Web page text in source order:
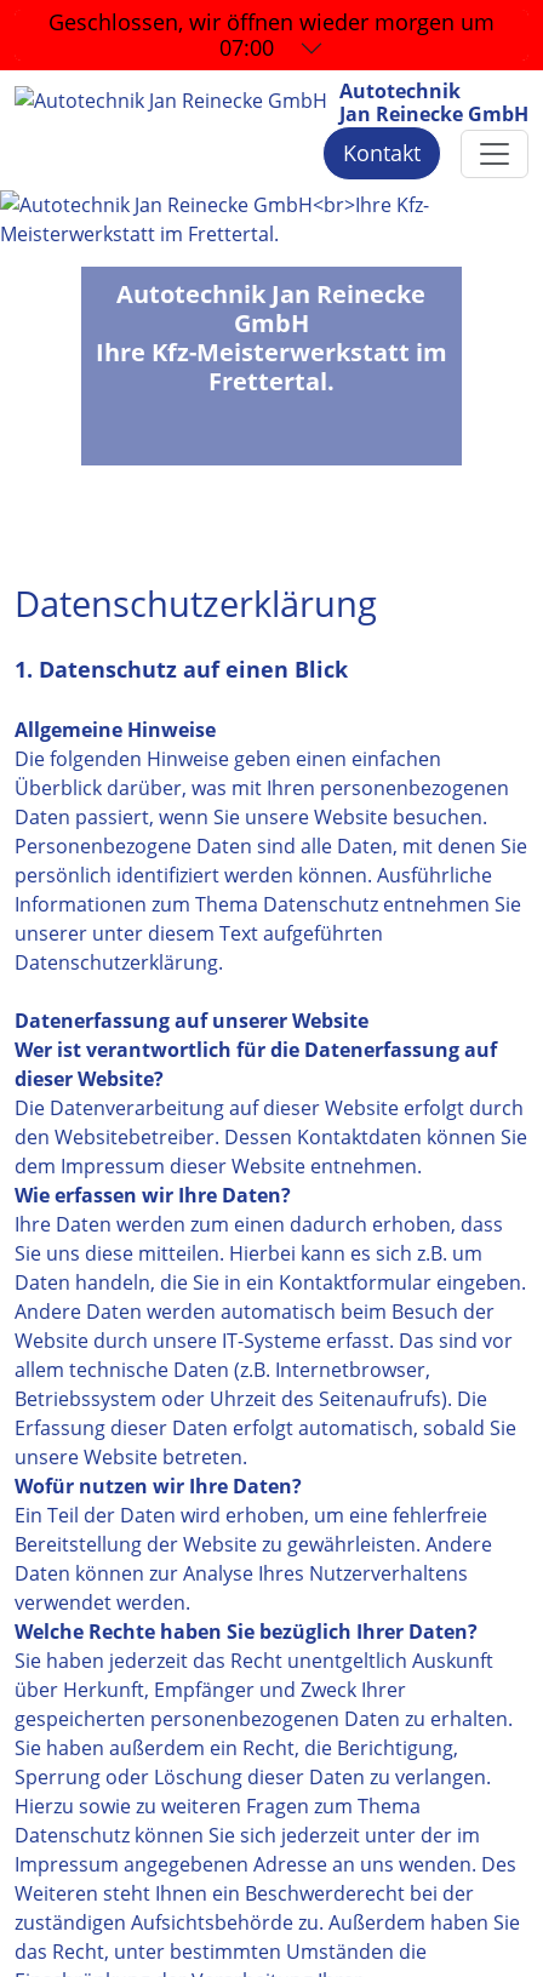
Geschlossen, wir öffnen wieder morgen um
07:00
Autotechnik
Jan Reinecke GmbH
Kontakt
Autotechnik Jan Reinecke
GmbH
Ihre Kfz-Meisterwerkstatt im
Frettertal.
Datenschutzerklärung
1. Datenschutz auf einen Blick
Allgemeine Hinweise
Die folgenden Hinweise geben einen einfachen
Überblick darüber, was mit Ihren personenbezogenen
Daten passiert, wenn Sie unsere Website besuchen.
Personenbezogene Daten sind alle Daten, mit denen Sie
persönlich identifiziert werden können. Ausführliche
Informationen zum Thema Datenschutz entnehmen Sie
unserer unter diesem Text aufgeführten
Datenschutzerklärung.
Datenerfassung auf unserer Website
Wer ist verantwortlich für die Datenerfassung auf
dieser Website?
Die Datenverarbeitung auf dieser Website erfolgt durch
den Websitebetreiber. Dessen Kontaktdaten können Sie
dem Impressum dieser Website entnehmen.
Wie erfassen wir Ihre Daten?
Ihre Daten werden zum einen dadurch erhoben, dass
Sie uns diese mitteilen. Hierbei kann es sich z.B. um
Daten handeln, die Sie in ein Kontaktformular eingeben.
Andere Daten werden automatisch beim Besuch der
Website durch unsere IT-Systeme erfasst. Das sind vor
allem technische Daten (z.B. Internetbrowser,
Betriebssystem oder Uhrzeit des Seitenaufrufs). Die
Erfassung dieser Daten erfolgt automatisch, sobald Sie
unsere Website betreten.
Wofür nutzen wir Ihre Daten?
Ein Teil der Daten wird erhoben, um eine fehlerfreie
Bereitstellung der Website zu gewährleisten. Andere
Daten können zur Analyse Ihres Nutzerverhaltens
verwendet werden.
Welche Rechte haben Sie bezüglich Ihrer Daten?
Sie haben jederzeit das Recht unentgeltlich Auskunft
über Herkunft, Empfänger und Zweck Ihrer
gespeicherten personenbezogenen Daten zu erhalten.
Sie haben außerdem ein Recht, die Berichtigung,
Sperrung oder Löschung dieser Daten zu verlangen.
Hierzu sowie zu weiteren Fragen zum Thema
Datenschutz können Sie sich jederzeit unter der im
Impressum angegebenen Adresse an uns wenden. Des
Weiteren steht Ihnen ein Beschwerderecht bei der
zuständigen Aufsichtsbehörde zu. Außerdem haben Sie
das Recht, unter bestimmten Umständen die